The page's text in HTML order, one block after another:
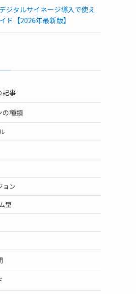
ジタルサイネージ導入で使え
ド【2026年最新版】
記事
の種類
ョン
型